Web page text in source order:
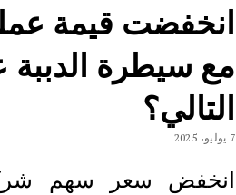
مع سيطرة
التالي؟
7 يوليو، 2025